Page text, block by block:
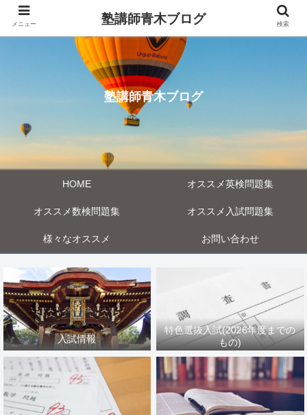
塾講師青木ブログ
HOME オススメ英検問題集
オススメ数検問題集 オススメ入試問題集
様々なオススメ お問い合わせ
入試情報
特色選抜入試(2026年度までの
もの)
メニュー 塾講師青木ブログ 検索